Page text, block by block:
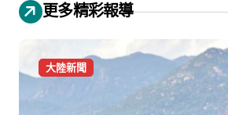
更多精彩報導
大陸新聞